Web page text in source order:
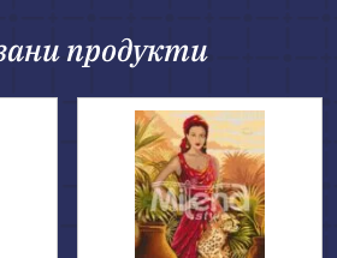
продукти